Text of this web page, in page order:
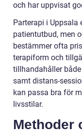
och har uppvisat
Parterapi i
patientutbud, men
bestämmer ofta
terapiform och
tillhandahåller
samt distans-
kan passa bra för
livsstilar.
Methoder